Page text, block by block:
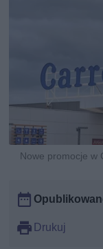
Nowe promocje w
Drukuj